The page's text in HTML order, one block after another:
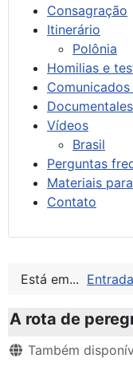
Consagração
Itinerário
Polônia
Homilias e
Documentales
Vídeos
Brasil
Perguntas
Materiais
Contato
Está em... Entrada
A rota de
Detalhes
Também